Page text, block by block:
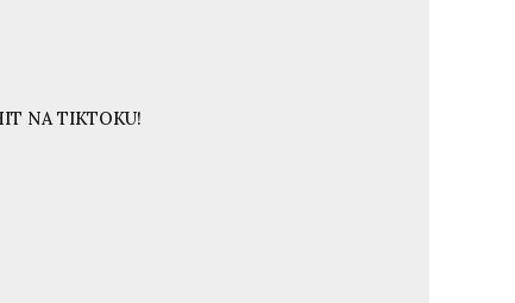
NA TIKTOKU!